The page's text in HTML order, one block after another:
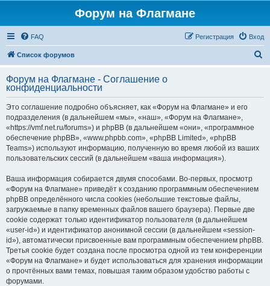
Форум на Флагмане
FAQ Вход
Регистрация
Список форумов
с
Форум на Флагмане - Соглашение о
конфиденциальности
Это соглашение подробно объясняет, как «Форум на Флагмане» и его
подразделения (в дальнейшем «мы», «наш», «Форум на Флагмане»,
«https://vmf.net.ru/forums») и phpBB (в дальнейшем «они», «программное
обеспечение phpBB», «www.phpbb.com», «phpBB Limited», «phpBB
Teams») используют информацию, полученную во время любой из ваших
пользовательских сессий (в дальнейшем «ваша информация»).
Ваша информация собирается двумя способами. Во-первых, просмотр
«Форум на Флагмане» приведёт к созданию программным обеспечением
phpBB определённого числа cookies (небольшие текстовые файлы,
загружаемые в папку временных файлов вашего браузера). Первые две
cookie содержат только идентификатор пользователя (в дальнейшем
«user-id») и идентификатор анонимной сессии (в дальнейшем «session-
id»), автоматически присвоенные вам программным обеспечением phpBB.
Третья cookie будет создана после просмотра одной из тем конференции
«Форум на Флагмане» и будет использоваться для хранения информации
о прочтённых вами темах, повышая таким образом удобство работы с
форумами.